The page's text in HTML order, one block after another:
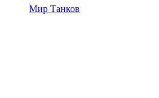
Мир Танков